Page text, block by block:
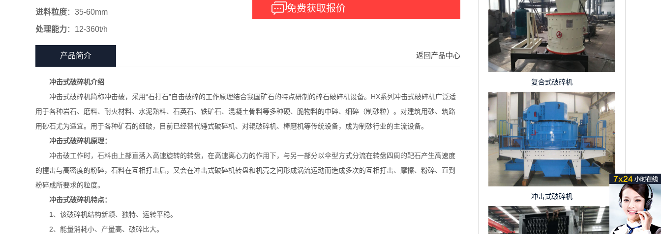
进料粒度：35-60mm
处理能力 ：12-360t/h
免费获取报价
产品简介 返回产品中心
冲击式破碎机介绍
冲击式破碎机简称冲击破，采用“石打石”自击破碎的工作原理结合我国矿石的特点研制的碎石破碎机设备。HX系列冲击式破碎机广泛适
用于各种岩石、磨料、耐火材料、水泥熟料、石英石、铁矿石、混凝土骨料等多种硬、脆物料的中碎、细碎（制砂粒）。对建筑用砂、筑路
用砂石尤为适宜。用于各种矿石的细破，目前已经替代锤式破碎机、对辊破碎机、棒磨机等传统设备，成为制砂行业的主流设备。
冲击式破碎机原理：
冲击破工作时，石料由上部直落入高速旋转的转盘，在高速离心力的作用下，与另一部分以伞型方式分流在转盘四周的靶石产生高速度
的撞击与高密度的粉碎，石料在互相打击后，又会在冲击式破碎机转盘和机壳之间形成涡流运动而造成多次的互相打击、摩擦、粉碎、直到
粉碎成所要求的粒度。
冲击式破碎机特点：
1、该破碎机结构新颖、独特、运转平稳。
2、能量消耗小、产量高、破碎比大。
复合式破碎机
冲击式破碎机